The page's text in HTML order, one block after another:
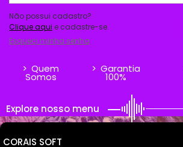
Não possui cadastro?
Clique aqui e cadastre-se.
Esqueci minha senha
> Quem
Somos
> Garantia
100%
Explore nosso menu
CORAIS SOFT